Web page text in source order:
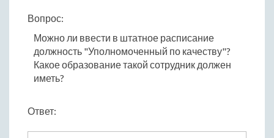
Вопрос:
Можно ли ввести в штатное расписание
должность "Уполномоченный по качеству"?
Какое образование такой сотрудник должен
иметь?
Ответ: